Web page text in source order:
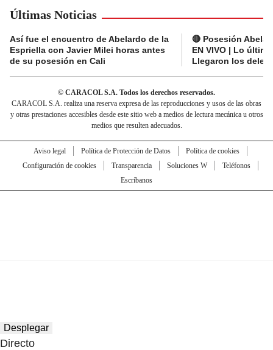
Últimas Noticias
Así fue el encuentro de Abelardo de la
Espriella con Javier Milei horas antes
de su posesión en Cali
🔴 Posesión
EN VIVO | Lo
Llegaron los
© CARACOL S.A. Todos los derechos reservados.
CARACOL S.A. realiza una reserva expresa de las reproducciones y usos de las obras
y otras prestaciones accesibles desde este sitio web a medios de lectura mecánica u otros
medios que resulten adecuados.
Aviso legal Política de Protección de Datos
Política de cookies
Configuración de cookies
Transparencia Soluciones W
Teléfonos
Escríbanos
Desplegar
Directo